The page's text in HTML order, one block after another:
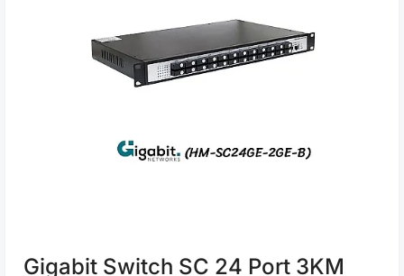
Gigabit Switch SC 24 Port 3KM